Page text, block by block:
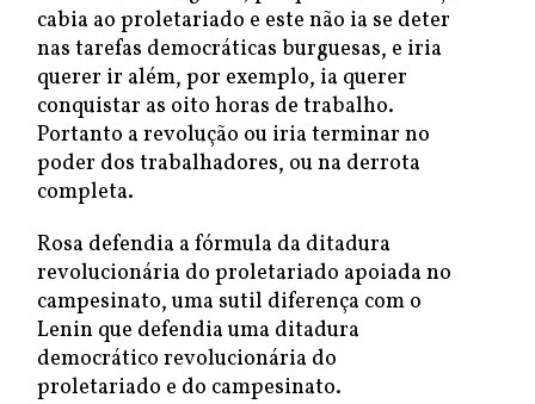
cabia ao proletariado e este não ia se deter
nas tarefas democráticas burguesas, e iria
querer ir além, por exemplo, ia querer
conquistar as oito horas de trabalho.
Portanto a revolução ou iria terminar no
poder dos trabalhadores, ou na derrota
completa.
Rosa defendia a fórmula da ditadura
revolucionária do proletariado apoiada no
campesinato, uma sutil diferença com o
Lenin que defendia uma ditadura
democrático revolucionária do
proletariado e do campesinato.